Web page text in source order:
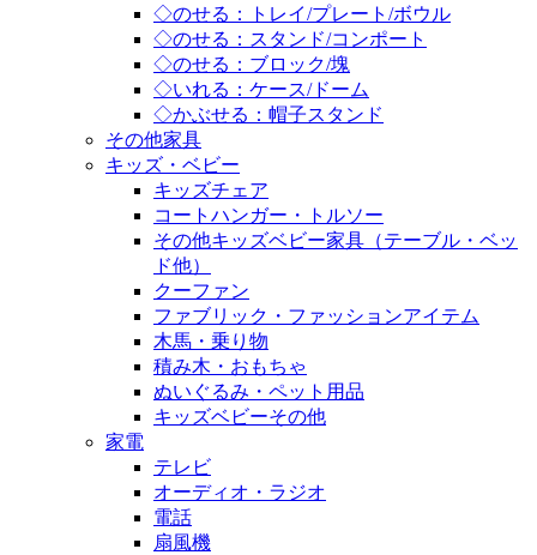
◇のせる：トレイ/プレート/ボウル
◇のせる：スタンド/コンポート
◇のせる：ブロック/塊
◇いれる：ケース/ドーム
◇かぶせる：帽子スタンド
その他家具
キッズ・ベビー
キッズチェア
コートハンガー・トルソー
その他キッズベビー家具（テーブル・ベッ
ド他）
クーファン
ファブリック・ファッションアイテム
木馬・乗り物
積み木・おもちゃ
ぬいぐるみ・ペット用品
キッズベビーその他
家電
テレビ
オーディオ・ラジオ
電話
扇風機